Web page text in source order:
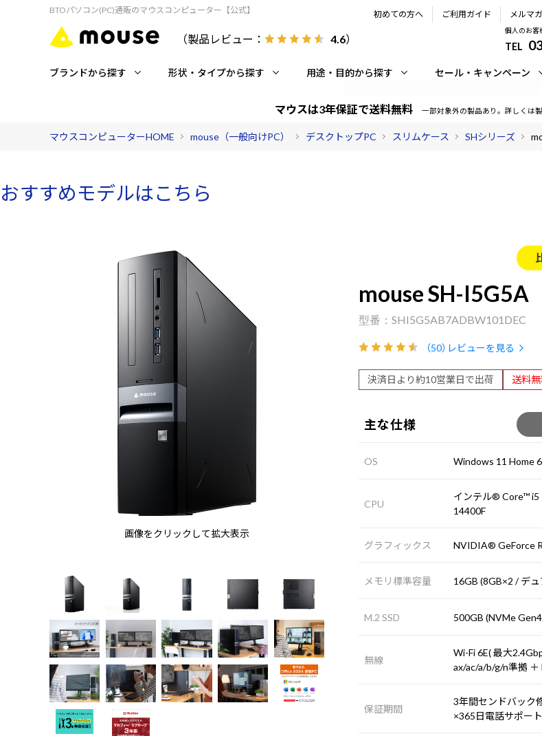
BTOパソコン(PC)通販のマウスコンピューター【公式】
（製品レビュー： 4.6）
初めての方へ ご利用ガイド メルマ
個人のお
TEL
ブランドから探す 形状・タイプから探す 用途・目的から探す セール・キャンペーン
マウスは3年保証で送料無料 一部対象外の製品あり。詳しくは
マウスコンピューターHOME mouse（一般向けPC） デスクトップPC スリムケース SHシリーズ
おすすめモデルはこちら
画像をクリックして拡大表示
mouse SH-I5G5A
SHI5G5AB7ADBW101DEC
（50）レビューを見る
決済日より約10営業日で出荷 送料
主な仕様
OS Windows 11 Home
CPU
インテル® Core™ i5
14400F
グラフィックス NVIDIA® GeForce
メモリ標準容量 16GB (8GB×2 / デ
M.2 SSD 500GB (NVMe
無線
Wi-Fi 6E( 最大
ax/ac/a/b/g/n準拠
保証期間
3年間センドバック
×365日電話サポート